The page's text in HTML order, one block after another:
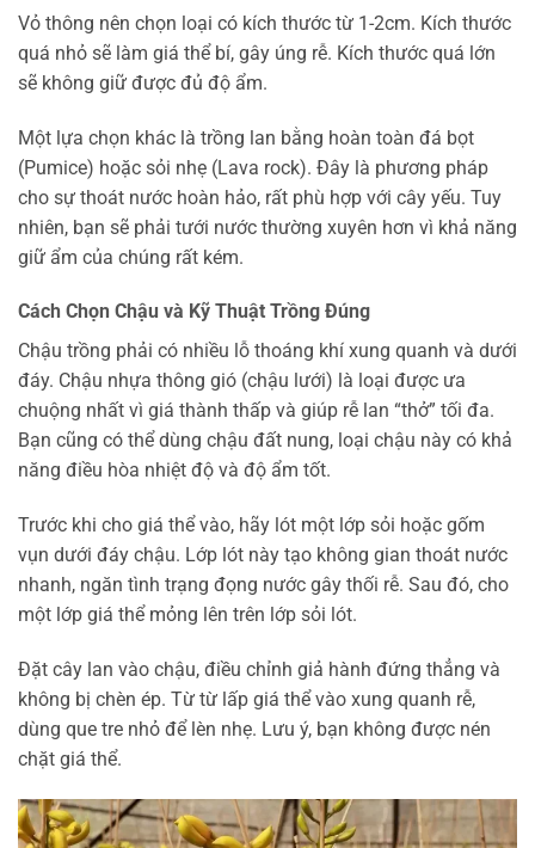
Vỏ thông nên chọn loại có kích thước từ 1-2cm. Kích thước
quá nhỏ sẽ làm giá thể bí, gây úng rễ. Kích thước quá lớn
sẽ không giữ được đủ độ ẩm.
Một lựa chọn khác là trồng lan bằng hoàn toàn đá bọt
(Pumice) hoặc sỏi nhẹ (Lava rock). Đây là phương pháp
cho sự thoát nước hoàn hảo, rất phù hợp với cây yếu. Tuy
nhiên, bạn sẽ phải tưới nước thường xuyên hơn vì khả năng
giữ ẩm của chúng rất kém.
Cách Chọn Chậu và Kỹ Thuật Trồng Đúng
Chậu trồng phải có nhiều lỗ thoáng khí xung quanh và dưới
đáy. Chậu nhựa thông gió (chậu lưới) là loại được ưa
chuộng nhất vì giá thành thấp và giúp rễ lan “thở” tối đa.
Bạn cũng có thể dùng chậu đất nung, loại chậu này có khả
năng điều hòa nhiệt độ và độ ẩm tốt.
Trước khi cho giá thể vào, hãy lót một lớp sỏi hoặc gốm
vụn dưới đáy chậu. Lớp lót này tạo không gian thoát nước
nhanh, ngăn tình trạng đọng nước gây thối rễ. Sau đó, cho
một lớp giá thể mỏng lên trên lớp sỏi lót.
Đặt cây lan vào chậu, điều chỉnh giả hành đứng thẳng và
không bị chèn ép. Từ từ lấp giá thể vào xung quanh rễ,
dùng que tre nhỏ để lèn nhẹ. Lưu ý, bạn không được nén
chặt giá thể.